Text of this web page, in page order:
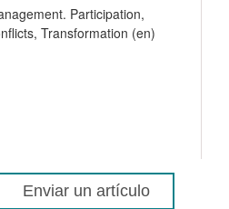
Participation,
Transformation (en)
Enviar un artículo